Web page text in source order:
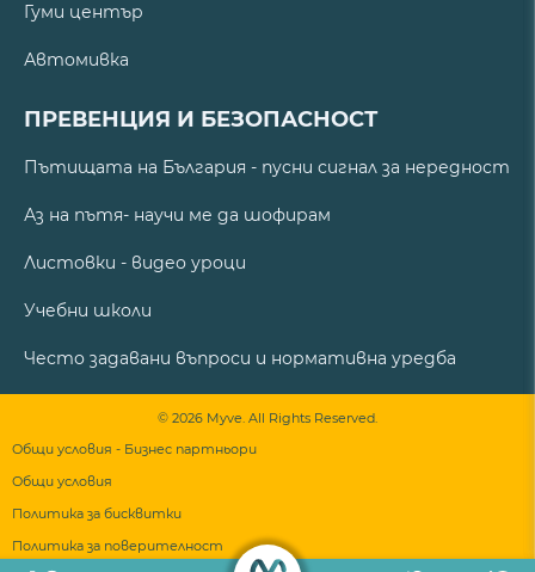
Гуми център
Автомивка
ПРЕВЕНЦИЯ И БЕЗОПАСНОСТ
Пътищата на България - пусни сигнал за нередност
Аз на пътя- научи ме да шофирам
Листовки - видео уроци
Учебни школи
Често задавани въпроси и нормативна уредба
© 2026 Myve. All Rights Reserved.
Общи условия - Бизнес партньори
Общи условия
Политика за бисквитки
Политика за поверителност